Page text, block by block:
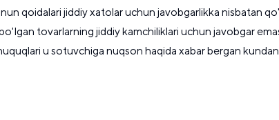
qoidalari jiddiy xatolar uchun javobgarlikka nisbatan
tovarlarning jiddiy kamchiliklari uchun javobgar
u sotuvchiga nuqson haqida xabar bergan